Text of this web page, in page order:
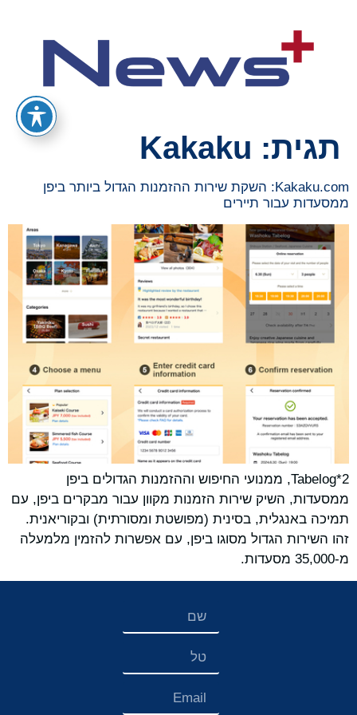
תגית: Kakaku
Kakaku.com: השקת שירות ההזמנות הגדול ביותר ביפן
ממסעדות עבור תיירים
Tabelog*2, ממנועי החיפוש וההזמנות הגדולים ביפן
ממסעדות, השיק שירות הזמנות מקוון עבור מבקרים ביפן, עם
תמיכה באנגלית, בסינית (מפושטת ומסורתית) ובקוריאנית.
זהו השירות הגדול מסוגו ביפן, עם אפשרות להזמין מלמעלה
מ-35,000 מסעדות.